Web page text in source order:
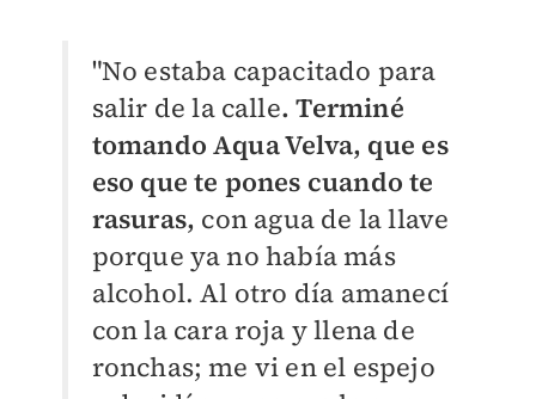
"No estaba capacitado para
salir de la calle. Terminé
tomando Aqua Velva, que es
eso que te pones cuando te
rasuras, con agua de la llave
porque ya no había más
alcohol. Al otro día amanecí
con la cara roja y llena de
ronchas; me vi en el espejo